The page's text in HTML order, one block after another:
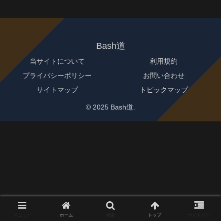
Bash道
当サイトについて
利用規約
プライバシーポリシー
お問い合わせ
サイトマップ
トピックマップ
© 2025 Bash道.
ホーム トップ